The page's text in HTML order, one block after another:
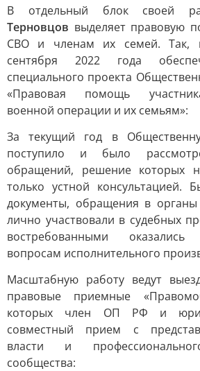
В отдельный блок своей
Терновцов выделяет правовую
СВО и членам их семей. Так,
сентября 2022 года
специального проекта
«Правовая помощь
военной операции и их семьям»:
За текущий год в
поступило и было
обращений, решение которых
только устной консультацией.
документы, обращения в
лично участвовали в судебных
востребованными
вопросам исполнительного
Масштабную работу ведут
правовые приемные
которых член ОП РФ и
совместный прием с
власти и
сообщества: